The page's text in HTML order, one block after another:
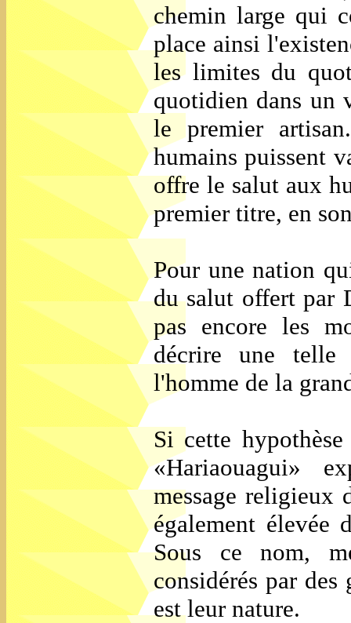
chemin large qui
place ainsi
les limites du
quotidien dans un
le premier
humains puissent
offre le salut aux
premier titre, en
Pour une nation
du salut offert par
pas encore les
décrire une telle
l'homme de la
Si cette
«Hariaouagui»
message religieux
également élevée
Sous ce nom,
considérés par
est leur nature.